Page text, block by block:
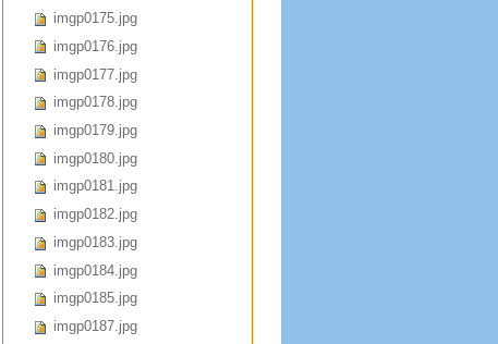
imgp0175.jpg
imgp0176.jpg
imgp0177.jpg
imgp0178.jpg
imgp0179.jpg
imgp0180.jpg
imgp0181.jpg
imgp0182.jpg
imgp0183.jpg
imgp0184.jpg
imgp0185.jpg
imgp0187.jpg